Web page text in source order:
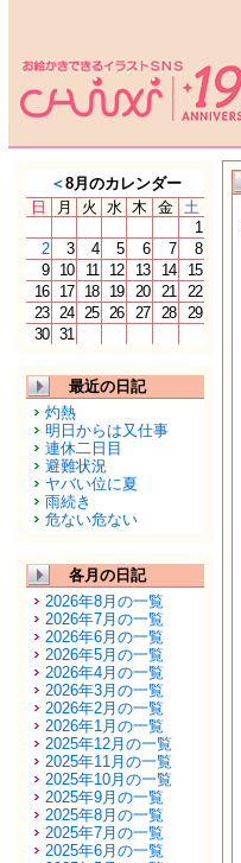
＜8月のカレンダー
日
月 火 水 木 金 土
1
2
3 4 5 6 7
8
9
10 11 12 13 14
15
16
17 18 19 20 21
22
23 24 25 26 27 28
29
30 31
最近の日記
灼熱
明日からは又仕事
連休二日目
避難状況
ヤバい位に夏
雨続き
危ない危ない
各月の日記
2026年8月の一覧
2026年7月の一覧
2026年6月の一覧
2026年5月の一覧
2026年4月の一覧
2026年3月の一覧
2026年2月の一覧
2026年1月の一覧
2025年12月の一覧
2025年11月の一覧
2025年10月の一覧
2025年9月の一覧
2025年8月の一覧
2025年7月の一覧
2025年6月の一覧